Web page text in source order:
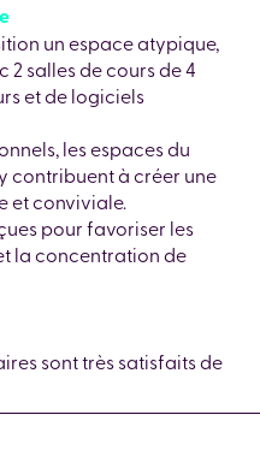
un espace atypique,
salles de cours de 4
et de logiciels
les espaces du
contribuent à créer une
et conviviale.
pour favoriser les
la concentration de
sont très satisfaits de